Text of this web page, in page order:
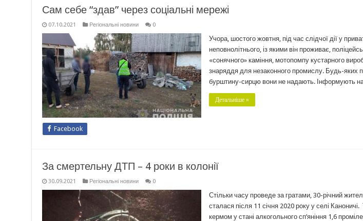
Сам себе “здав” через соціальні мережі
07.10.2021 Регіональні новини 0
Учора, шостого жовтня, під час слідчої дії у
неповнолітнього, із якими він проживає,
«сонячного» каміння, мотопомпу кустарного
знаряддя для незаконного промислу. Будь-яких
бурштину-сирцю вони не надають. Інформують
Детальніше »
Facebook
За смертельну ДТП – 4 роки в колонії
30.09.2021 Регіональні новини 0
Стільки часу проведе за гратами, 30-річний
сталася після 11 січня 2020 року у селі
кермом у стані алкогольного сп’яніння 1,6